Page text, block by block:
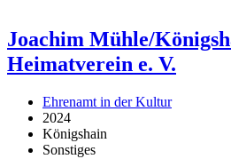
Joachim Mühle/
Heimatverein e. V.
Ehrenamt in der Kultur
2024
Königshain
Sonstiges